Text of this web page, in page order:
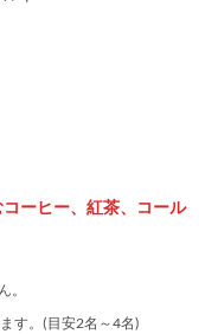
ーヒー、紅茶、コール
。
す。(目安2名～4名)